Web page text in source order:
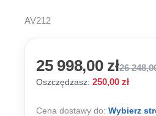
AV212
25 998,00 zł26
Oszczędzasz: 250,00 zł
Cena dostawy do: Wybierz